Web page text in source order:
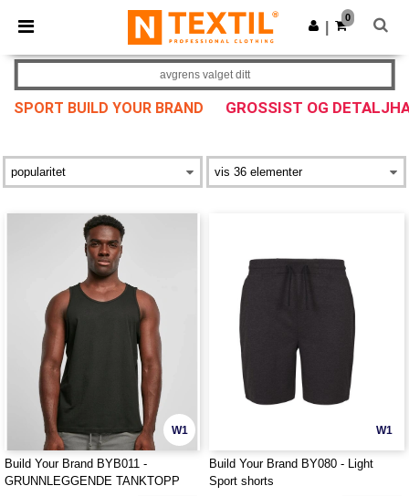
× Ntextil-app
Bedre priser i appen!
Last ned app
0
SPORT BUILD YOUR BRAND GROSSIST OG
avgrens valget ditt
W1
Build Your Brand BYB011 -
GRUNNLEGGENDE TANKTOPP
W1
Build Your Brand BY080 - Light
Sport shorts